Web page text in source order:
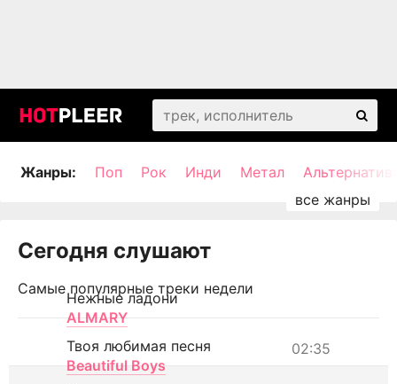
Жанры: Поп Рок Инди Метал
Сегодня слушают
Самые популярные треки недели
Нежные ладони
ALMARY
02:35
Твоя любимая песня
Beautiful Boys